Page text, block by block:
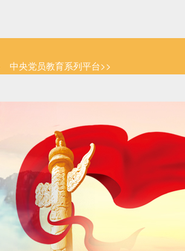
中央党员教育系列平台>>